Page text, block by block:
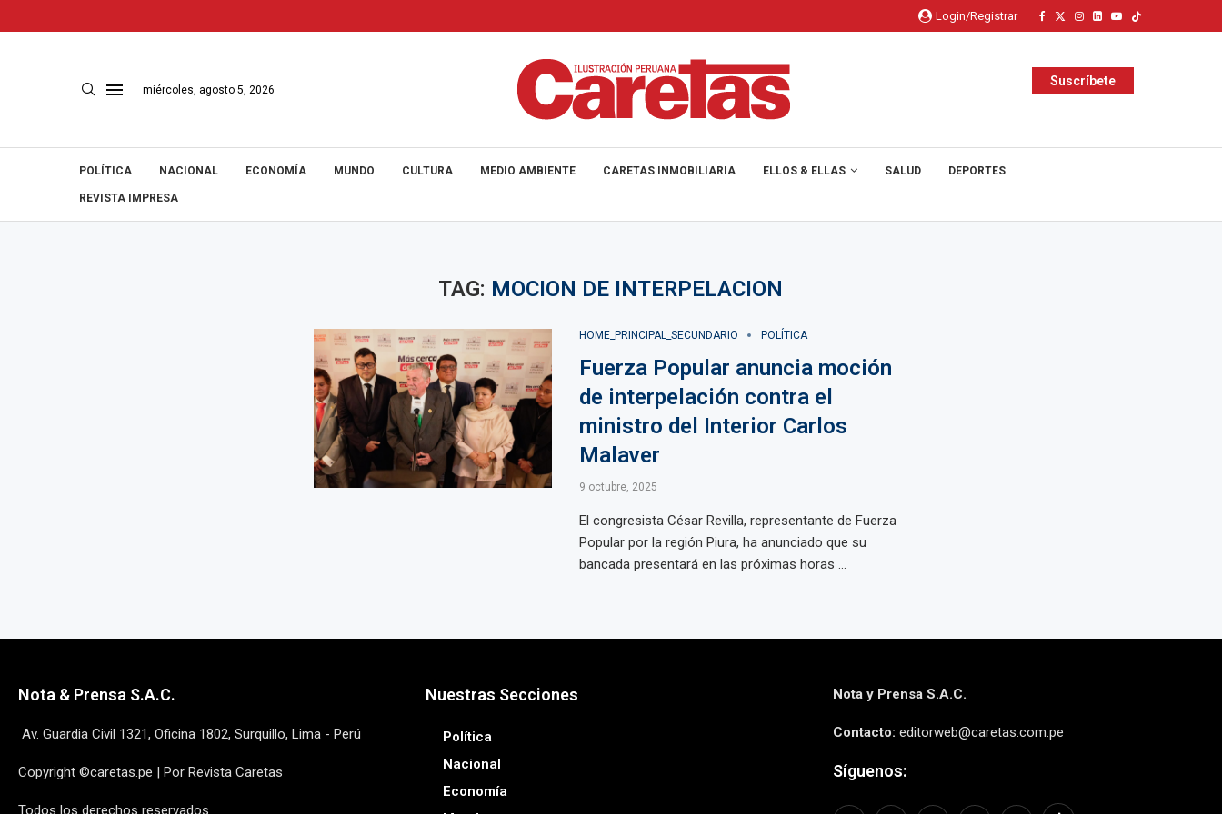
Login/Registrar
miércoles, agosto 5, 2026
Suscríbete
POLÍTICA NACIONAL ECONOMÍA MUNDO CULTURA MEDIO AMBIENTE CARETAS INMOBILIARIA ELLOS & ELLAS SALUD DEPORTES
REVISTA IMPRESA
TAG: MOCION DE INTERPELACION
HOME_PRINCIPAL_SECUNDARIO POLÍTICA
Fuerza Popular anuncia moción
de interpelación contra el
ministro del Interior Carlos
Malaver
9 octubre, 2025
El congresista César Revilla, representante de Fuerza
Popular por la región Piura, ha anunciado que su
bancada presentará en las próximas horas ...
Nota & Prensa S.A.C.
Av. Guardia Civil 1321, Oficina 1802, Surquillo, Lima - Perú
Copyright ©caretas.pe | Por Revista Caretas
Todos los derechos reservados
Nuestras Secciones
Política
Nacional
Economía
Nota y Prensa S.A.C.
Contacto: editorweb@caretas.com.pe
Síguenos: